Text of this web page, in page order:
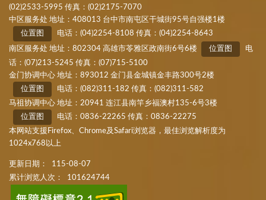
(02)2533-5995 传真：(02)2175-7070
中区服务处 地址：408013 台中市南屯区干城街95号自强楼1楼
位置图
电话：(04)2254-8108 传真：(04)2254-8643
南区服务处 地址：802304 高雄市苓雅区政南街6号6楼
位置图
电
话：(07)213-5245 传真：(07)715-5100
金门协调中心 地址：893012 金门县金城镇金丰路300号2楼
位置图
电话：(082)311-182 传真：(082)311-582
马祖协调中心 地址：20941 连江县南竿乡福澳村135-6号3楼
位置图
电话：0836-22265 传真：0836-22275
本网站支援Firefox、Chrome及Safari浏览器，最佳浏览解析度为
1024x768以上
更新日期：
115-08-07
累计浏览人次：
101624744